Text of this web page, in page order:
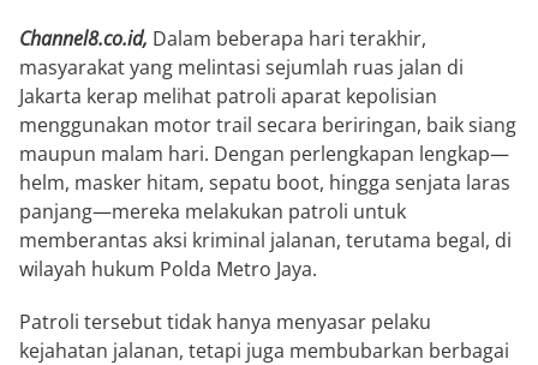
Channel8.co.id, Dalam beberapa hari terakhir,
masyarakat yang melintasi sejumlah ruas jalan di
Jakarta kerap melihat patroli aparat kepolisian
menggunakan motor trail secara beriringan, baik siang
maupun malam hari. Dengan perlengkapan lengkap—
helm, masker hitam, sepatu boot, hingga senjata laras
panjang—mereka melakukan patroli untuk
memberantas aksi kriminal jalanan, terutama begal, di
wilayah hukum Polda Metro Jaya.
Patroli tersebut tidak hanya menyasar pelaku
kejahatan jalanan, tetapi juga membubarkan berbagai